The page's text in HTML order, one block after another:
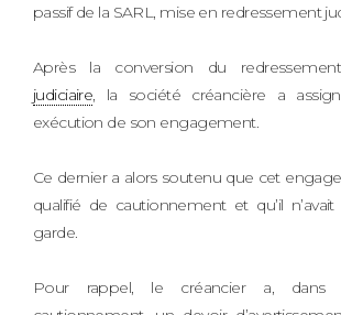
passif de la SARL, mise en redressement
Après la conversion du
judiciaire, la société créancière a
exécution de son engagement.
Ce dernier a alors soutenu que cet
qualifié de cautionnement et qu’il
garde.
Pour rappel, le créancier a, dans